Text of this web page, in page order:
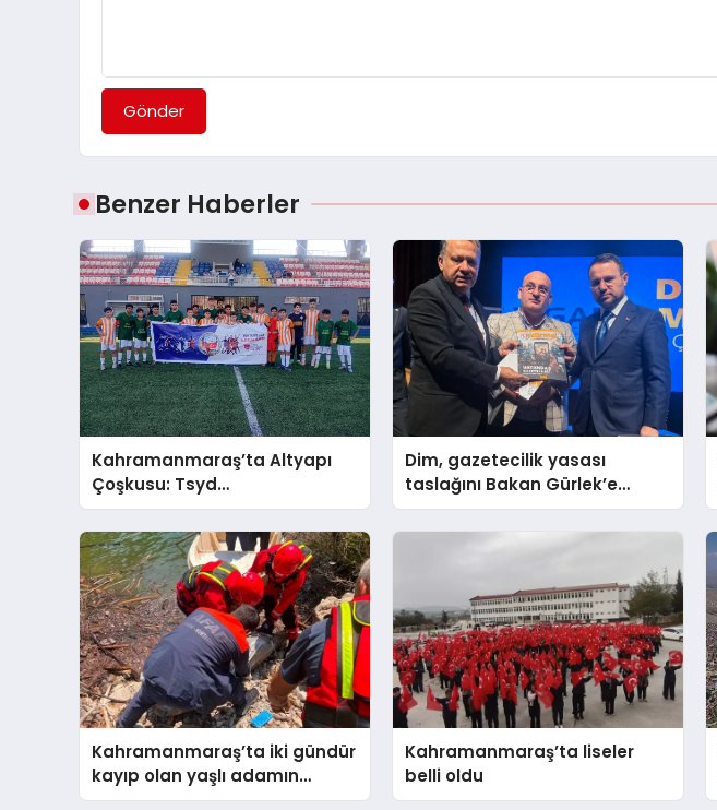
Gönder
Benzer Haberler
Kahramanmaraş’ta Altyapı
Çoşkusu: Tsyd
Kahramanmaraş Cup Tüm
Hızıyla Devam Ediyor
Dim, gazetecilik yasası
taslağını Bakan Gürlek’e
sundu
Kahramanmaraş’ta iki gündür
kayıp olan yaşlı adamın
cansız bedeni barajda
Kahramanmaraş’ta liseler
belli oldu